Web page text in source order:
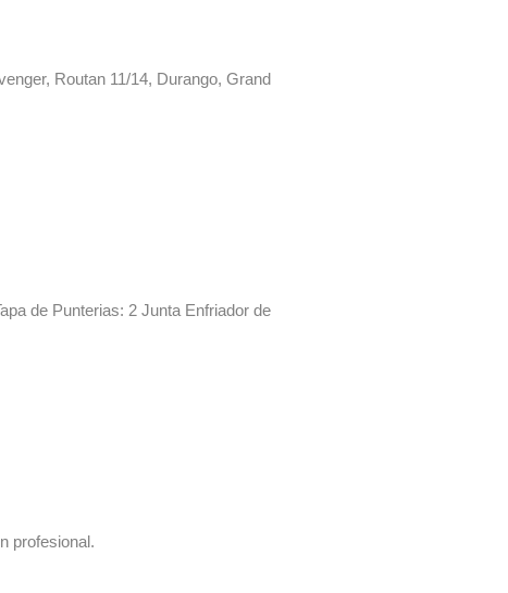
Routan 11/14, Durango, Grand
de Punterias: 2 Junta Enfriador de
profesional.